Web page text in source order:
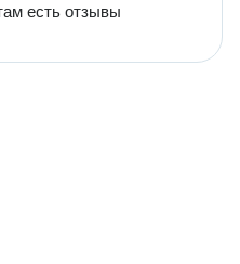
есть отзывы